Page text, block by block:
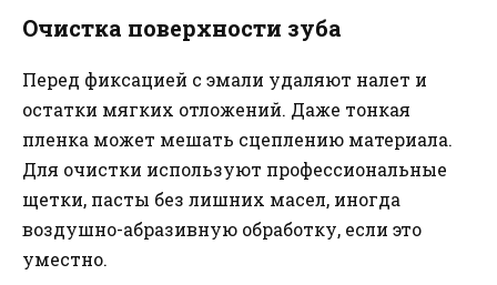
Очистка поверхности зуба
Перед фиксацией с эмали удаляют налет и
остатки мягких отложений. Даже тонкая
пленка может мешать сцеплению материала.
Для очистки используют профессиональные
щетки, пасты без лишних масел, иногда
воздушно-абразивную обработку, если это
уместно.